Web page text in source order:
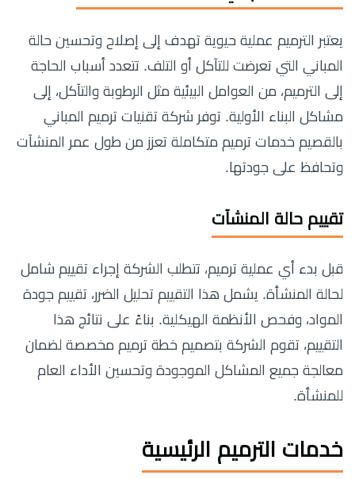
يعتبر الترميم عملية حيوية تهدف إلى إصلاح وتحسين حالة
المباني التي تعرضت للتآكل أو التلف. تتعدد أسباب الحاجة
إلى الترميم، من العوامل البيئية مثل الرطوبة والتآكل، إلى
مشاكل البناء الأولية. توفر شركة تقنيات ترميم المباني
بالقصيم خدمات ترميم متكاملة تعزز من طول عمر المنشآت
وتحافظ على جودتها.
تقييم حالة المنشآت
قبل بدء أي عملية ترميم، تتطلب الشركة إجراء تقييم شامل
لحالة المنشأة. يشمل هذا التقييم تحليل الضرر، تقييم جودة
المواد، وفحص الأنظمة الهيكلية. بناءً على نتائج هذا
التقييم، تقوم الشركة بتصميم خطة ترميم مخصصة لضمان
معالجة جميع المشاكل الموجودة وتحسين الأداء العام
للمنشأة.
خدمات الترميم الرئيسية